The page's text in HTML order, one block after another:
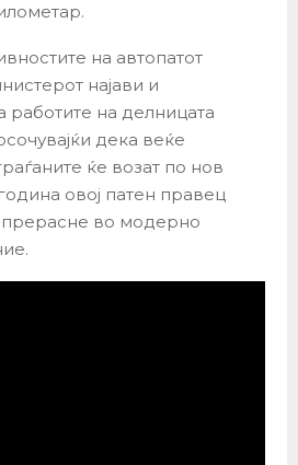
на автопатот
најави и
работите на делницата
дека веќе
ќе возат по нов
овој патен правец
во модерно